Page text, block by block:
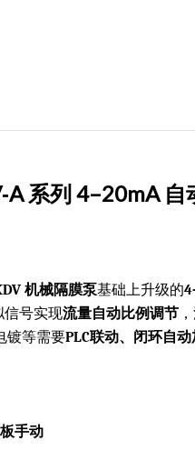
系列 4–20mA
机械隔膜泵基础上升级的
信号实现流量自动比例调节
镀等需要PLC联动、闭环自
手动